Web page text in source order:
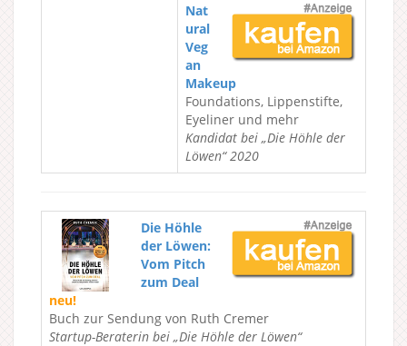
Nat
ural
Veg
an
Makeup
Foundations, Lippenstifte,
Eyeliner und mehr
Kandidat bei „Die Höhle der
Löwen“ 2020
Die Höhle
der Löwen:
Vom Pitch
zum Deal
neu!
Buch zur Sendung von Ruth Cremer
Startup-Beraterin bei „Die Höhle der Löwen“